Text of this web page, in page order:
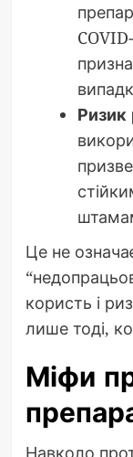
Ризик
Це не
користь і
лише тоді,
Міфи
Навколо